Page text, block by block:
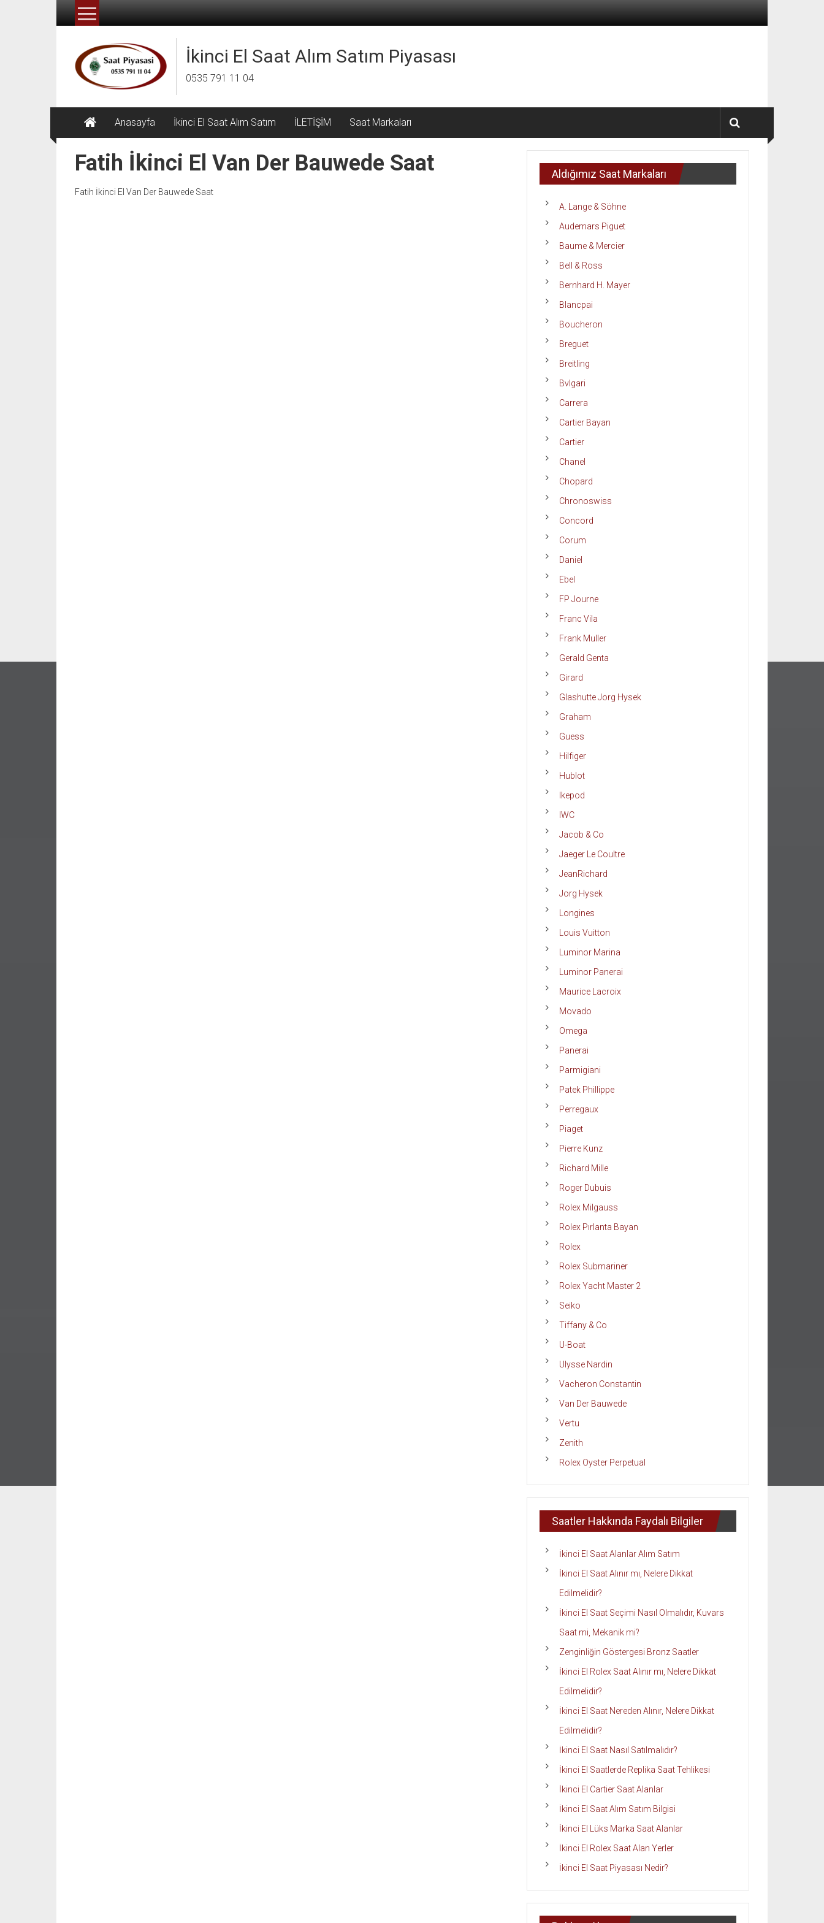
İçeriğe
İkinci El Saat Alım Satım Piyasası
0535 791 11 04
Anasayfa İkinci El Saat Alım Satım İLETİŞİM Saat Markaları
Fatih İkinci El Van Der Bauwede Saat
Fatih İkinci El Van Der Bauwede Saat
Aldığımız Saat Markaları
A. Lange & Söhne
Audemars Piguet
Baume & Mercier
Bell & Ross
Bernhard H. Mayer
Blancpai
Boucheron
Breguet
Breitling
Bvlgari
Carrera
Cartier Bayan
Cartier
Chanel
Chopard
Chronoswiss
Concord
Corum
Daniel
Ebel
FP Journe
Franc Vila
Frank Muller
Gerald Genta
Girard
Glashutte Jorg Hysek
Graham
Guess
Hilfiger
Hublot
Ikepod
IWC
Jacob & Co
Jaeger Le Coultre
JeanRichard
Jorg Hysek
Longines
Louis Vuitton
Luminor Marina
Luminor Panerai
Maurice Lacroix
Movado
Omega
Panerai
Parmigiani
Patek Phillippe
Perregaux
Piaget
Pierre Kunz
Richard Mille
Roger Dubuis
Rolex Milgauss
Rolex Pırlanta Bayan
Rolex
Rolex Submariner
Rolex Yacht Master 2
Seiko
Tiffany & Co
U-Boat
Ulysse Nardin
Vacheron Constantin
Van Der Bauwede
Vertu
Zenith
Rolex Oyster Perpetual
Saatler Hakkında Faydalı Bilgiler
İkinci El Saat Alanlar Alım Satım
İkinci El Saat Alınır mı, Nelere Dikkat
Edilmelidir?
İkinci El Saat Seçimi Nasıl Olmalıdır, Kuvars
Saat mi, Mekanik mi?
Zenginliğin Göstergesi Bronz Saatler
İkinci El Rolex Saat Alınır mı, Nelere Dikkat
Edilmelidir?
İkinci El Saat Nereden Alınır, Nelere Dikkat
Edilmelidir?
İkinci El Saat Nasıl Satılmalıdır?
İkinci El Saatlerde Replika Saat Tehlikesi
İkinci El Cartier Saat Alanlar
İkinci El Saat Alım Satım Bilgisi
İkinci El Lüks Marka Saat Alanlar
İkinci El Rolex Saat Alan Yerler
İkinci El Saat Piyasası Nedir?